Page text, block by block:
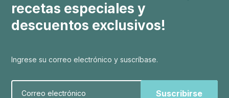
recetas especiales y
descuentos exclusivos!
Ingrese su correo electrónico y suscríbase.
Correo electrónico